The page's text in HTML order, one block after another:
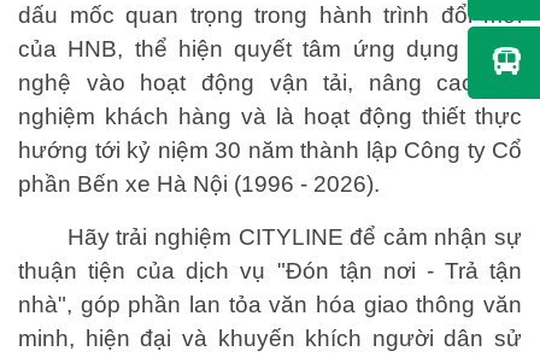
dấu mốc quan trọng trong hành trình đổi mới
của HNB, thể hiện quyết tâm ứng dụng công
nghệ vào hoạt động vận tải, nâng cao trải
nghiệm khách hàng và là hoạt động thiết thực
hướng tới kỷ niệm 30 năm thành lập Công ty Cổ
phần Bến xe Hà Nội (1996 - 2026).
Hãy trải nghiệm CITYLINE để cảm nhận sự
thuận tiện của dịch vụ "Đón tận nơi - Trả tận
nhà", góp phần lan tỏa văn hóa giao thông văn
minh, hiện đại và khuyến khích người dân sử